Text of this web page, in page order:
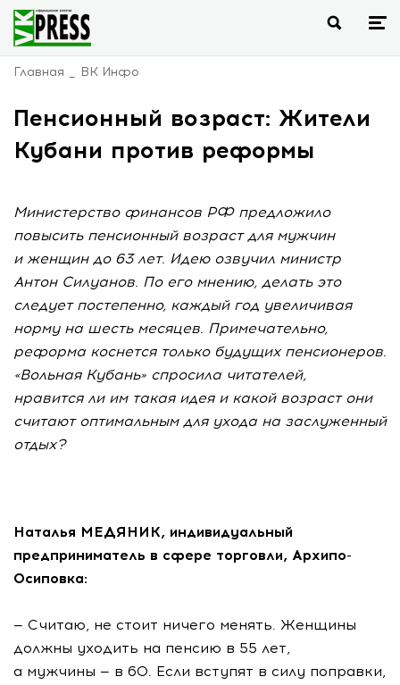
Главная ВК Инфо
Пенсионный возраст: Жители
Кубани против реформы
Министерство финансов РФ предложило
повысить пенсионный возраст для мужчин
и женщин до 63 лет. Идею озвучил министр
Антон Силуанов. По его мнению, делать это
следует постепенно, каждый год увеличивая
норму на шесть месяцев. Примечательно,
реформа коснется только будущих пенсионеров.
«Вольная Кубань» спросила читателей,
нравится ли им такая идея и какой возраст они
считают оптимальным для ухода на заслуженный
отдых?
Наталья МЕДЯНИК, индивидуальный
предприниматель в сфере торговли, Архипо-
Осиповка:
— Считаю, не стоит ничего менять. Женщины
должны уходить на пенсию в 55 лет,
а мужчины — в 60. Если вступят в силу поправки,